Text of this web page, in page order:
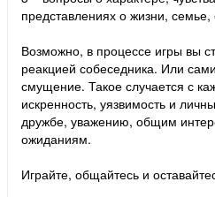
представлениях о жизни, семье,
Возможно, в процессе игры вы
реакцией собеседника. Или
смущение. Такое случается с
искренность, уязвимость и
дружбе, уважению, общим
ожиданиям.
Играйте, общайтесь и